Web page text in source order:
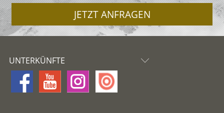
JETZT ANFRAGEN
UNTERKÜNFTE